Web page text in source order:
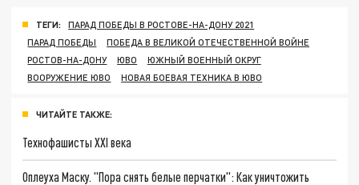
ТЕГИ:
ПАРАД ПОБЕДЫ В РОСТОВЕ-НА-ДОНУ 2021
ПАРАД ПОБЕДЫ
ПОБЕДА В ВЕЛИКОЙ ОТЕЧЕСТВЕННОЙ ВОЙНЕ
РОСТОВ-НА-ДОНУ
ЮВО
ЮЖНЫЙ ВОЕННЫЙ ОКРУГ
ВООРУЖЕНИЕ ЮВО
НОВАЯ БОЕВАЯ ТЕХНИКА В ЮВО
ЧИТАЙТЕ ТАКЖЕ:
Технофашисты XXI века
Оплеуха Маску. "Пора снять белые перчатки": Как уничтожить